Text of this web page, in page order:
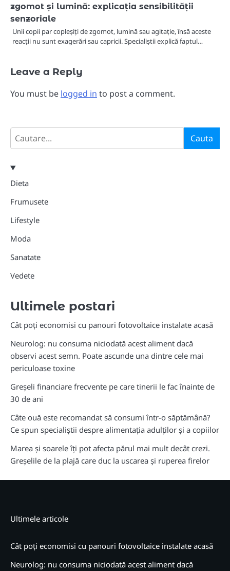
zgomot și lumină: explicația sensibilității
senzoriale
Unii copii par copleșiți de zgomot, lumină sau agitație, însă aceste
reacții nu sunt exagerări sau capricii. Specialiștii explică faptul…
Leave a Reply
You must be logged in to post a comment.
Search Cauta
Dieta
Frumusete
Lifestyle
Moda
Sanatate
Vedete
Ultimele postari
Cât poți economisi cu panouri fotovoltaice instalate acasă
Neurolog: nu consuma niciodată acest aliment dacă
observi acest semn. Poate ascunde una dintre cele mai
periculoase toxine
Greșeli financiare frecvente pe care tinerii le fac înainte de
30 de ani
Câte ouă este recomandat să consumi într-o săptămână?
Ce spun specialiștii despre alimentația adulților și a copiilor
Marea și soarele îți pot afecta părul mai mult decât crezi.
Greșelile de la plajă care duc la uscarea și ruperea firelor
Ultimele articole
Cât poți economisi cu panouri fotovoltaice instalate acasă
Neurolog: nu consuma niciodată acest aliment dacă